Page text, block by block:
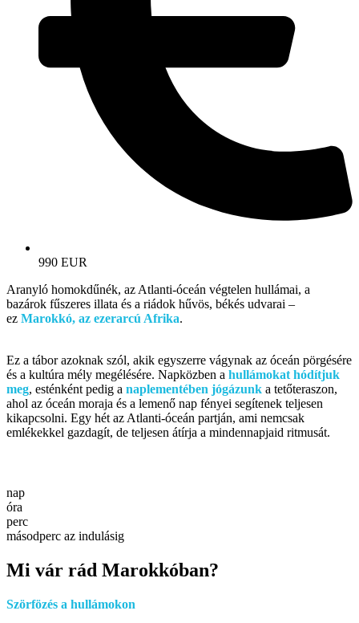
990 EUR
Aranyló homokdűnék, az Atlanti-óceán végtelen hullámai, a
bazárok fűszeres illata és a riádok hűvös, békés udvarai –
ez Marokkó, az ezerarcú Afrika.
Ez a tábor azoknak szól, akik egyszerre vágynak az óceán pörgésére
és a kultúra mély megélésére. Napközben a hullámokat hódítjuk
meg, esténként pedig a naplementében jógázunk a tetőteraszon,
ahol az óceán moraja és a lemenő nap fényei segítenek teljesen
kikapcsolni. Egy hét az Atlanti-óceán partján, ami nemcsak
emlékekkel gazdagít, de teljesen átírja a mindennapjaid ritmusát.
nap
óra
perc
másodperc az indulásig
Mi vár rád Marokkóban?
Szörfözés a hullámokon